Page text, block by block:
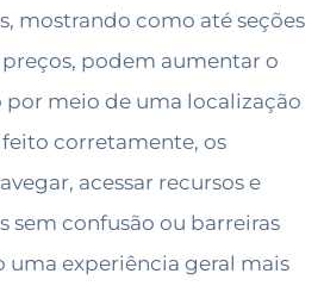
mostrando como até seções
podem aumentar o
meio de uma localização
corretamente, os
acessar recursos e
sem confusão ou barreiras
uma experiência geral mais